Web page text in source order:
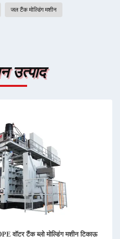
जल टैंक मोल्डिंग मशीन
उत्पाद
वॉटर टैंक ब्लो मोल्डिंग मशीन टिकाऊ